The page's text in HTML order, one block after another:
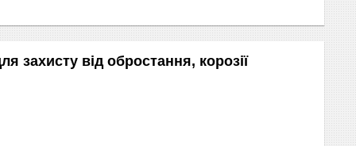
захисту від обростання, корозії